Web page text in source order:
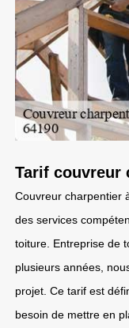
Tarif couvreur
Couvreur charpentier
des services
toiture. Entreprise de
plusieurs années,
projet. Ce tarif est
besoin de mettre en